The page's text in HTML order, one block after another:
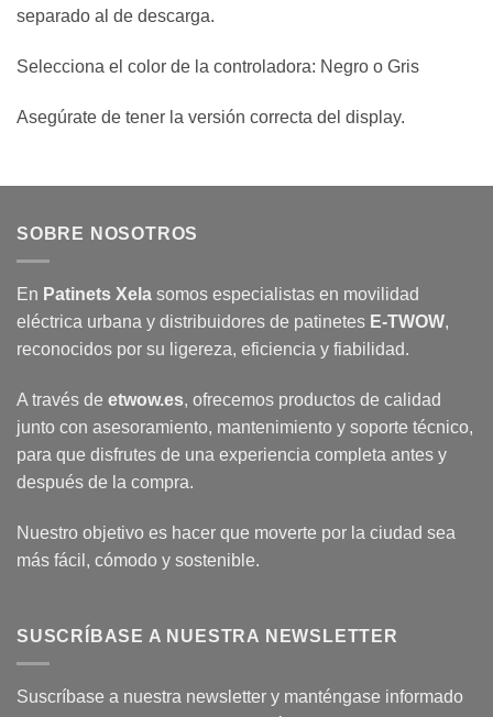
separado al de descarga.
Selecciona el color de la controladora: Negro o Gris
Asegúrate de tener la versión correcta del display.
SOBRE NOSOTROS
En Patinets Xela somos especialistas en movilidad
eléctrica urbana y distribuidores de patinetes E-TWOW,
reconocidos por su ligereza, eficiencia y fiabilidad.
A través de etwow.es, ofrecemos productos de calidad
junto con asesoramiento, mantenimiento y soporte técnico,
para que disfrutes de una experiencia completa antes y
después de la compra.
Nuestro objetivo es hacer que moverte por la ciudad sea
más fácil, cómodo y sostenible.
SUSCRÍBASE A NUESTRA NEWSLETTER
Suscríbase a nuestra newsletter y manténgase informado